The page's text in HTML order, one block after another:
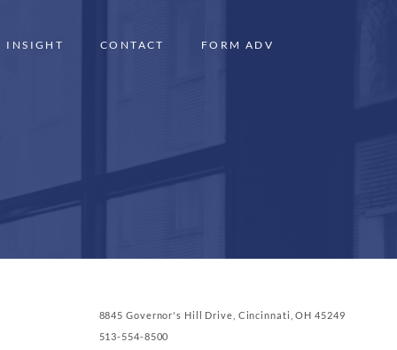
INSIGHT CONTACT FORM ADV
8845 Governor's Hill Drive, Cincinnati, OH 45249
513-554-8500